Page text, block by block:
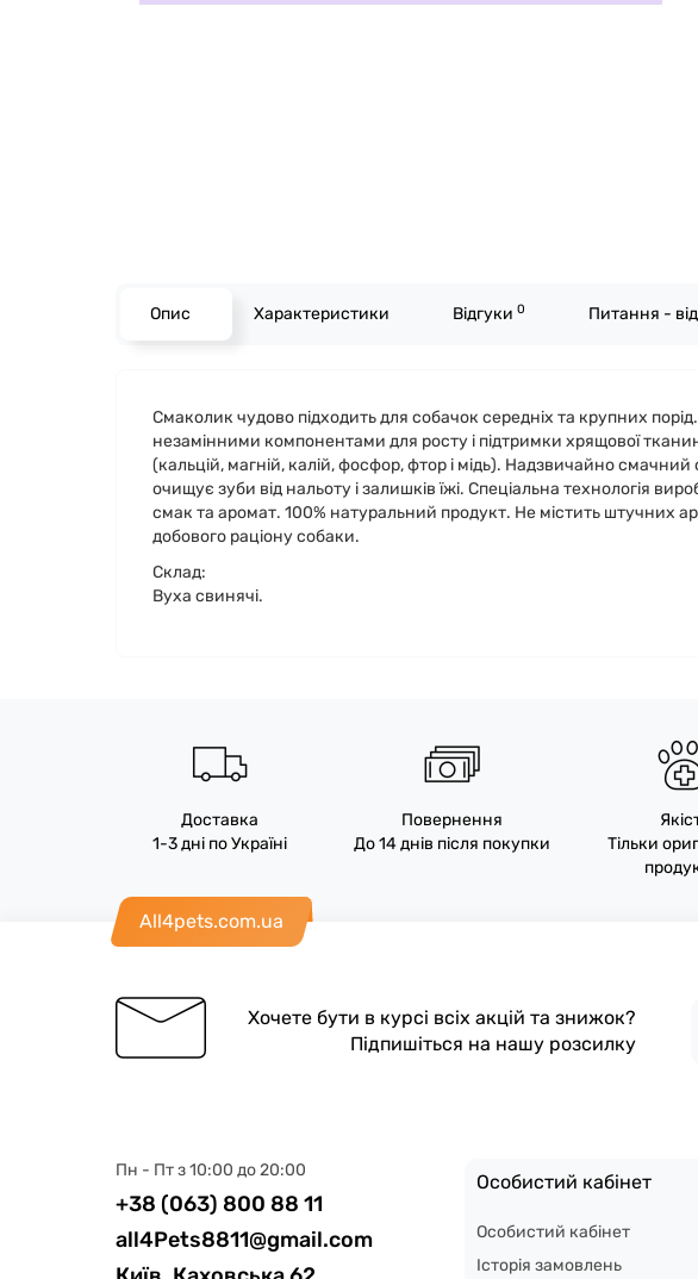
Опис Характеристики Відгуки 0 Питання -
Смаколик чудово підходить для собачок середніх та крупних
незамінними компонентами для росту і підтримки хрящової
(кальцій, магній, калій, фосфор, фтор і мідь). Надзвичайно
очищує зуби від нальоту і залишків їжі. Спеціальна технологія
смак та аромат. 100% натуральний продукт. Не містить штучних
добового раціону собаки.
Склад:
Вуха свинячі.
Доставка
1-3 дні по Україні
Повернення
До 14 днів після покупки
Тільки
All4pets.com.ua
Хочете бути в курсі всіх акцій та знижок?
Підпишіться на нашу розсилку
Пн - Пт з 10:00 до 20:00
+38 (063) 800 88 11
all4Pets8811@gmail.com
Особистий кабінет
Особистий кабінет
Історія замовлень